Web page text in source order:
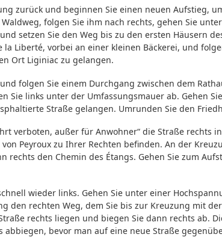
zurück und beginnen Sie einen neuen Aufstieg,
folgen Sie ihm nach rechts, gehen Sie
setzen Sie den Weg bis zu den ersten Häusern
Liberté, vorbei an einer kleinen Bäckerei, und
Ort Liginiac zu gelangen.
folgen Sie einem Durchgang zwischen dem
Sie links unter der Umfassungsmauer ab. Gehen
Straße gelangen. Umrunden Sie den
verboten, außer für Anwohner“ die Straße rechts
Peyroux zu Ihrer Rechten befinden. An der
rechts den Chemin des Étangs. Gehen Sie zum
wieder links. Gehen Sie unter einer
den rechten Weg, dem Sie bis zur Kreuzung mit
rechts liegen und biegen Sie dann rechts ab.
bevor man auf eine neue Straße